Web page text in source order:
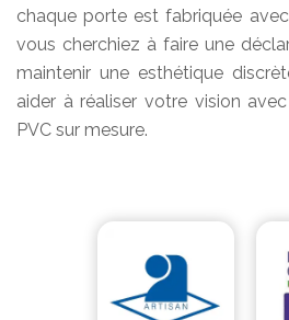
chaque porte est fabriquée
vous cherchiez à faire une
maintenir une esthétique
aider à réaliser votre vision
PVC sur mesure.